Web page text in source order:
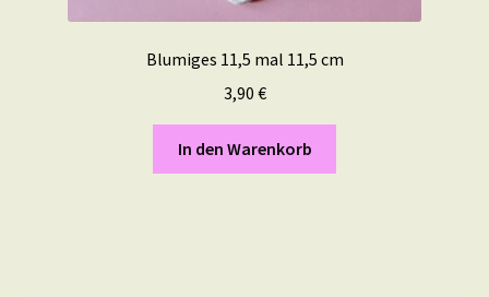
Blumiges 11,5 mal 11,5 cm
3,90 €
In den Warenkorb